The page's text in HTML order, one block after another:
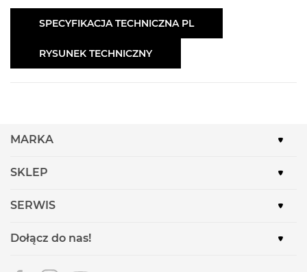
SPECYFIKACJA TECHNICZNA PL
RYSUNEK TECHNICZNY
MARKA
SKLEP
SERWIS
Dołącz do nas!